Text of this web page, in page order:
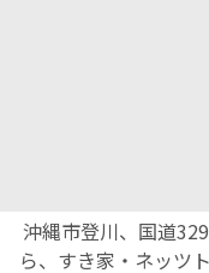
沖縄市登川、国道
ら、すき家・ネッツ